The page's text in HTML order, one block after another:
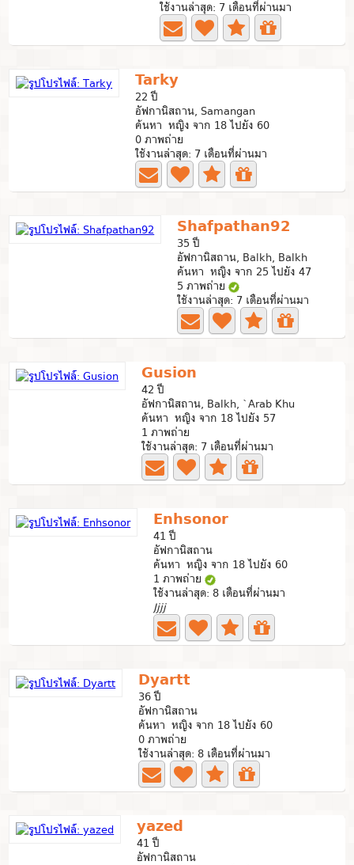
ใช้งานล่าสุด: 7 เดือนที่ผ่านมา
Tarky
22 ปี
อัฟกานิสถาน, Samangan
ค้นหา หญิง จาก 18 ไปยัง 60
0 ภาพถ่าย
ใช้งานล่าสุด: 7 เดือนที่ผ่านมา
Shafpathan92
35 ปี
อัฟกานิสถาน, Balkh, Balkh
ค้นหา หญิง จาก 25 ไปยัง 47
5 ภาพถ่าย
ใช้งานล่าสุด: 7 เดือนที่ผ่านมา
Gusion
42 ปี
อัฟกานิสถาน, Balkh, `Arab Khu
ค้นหา หญิง จาก 18 ไปยัง 57
1 ภาพถ่าย
ใช้งานล่าสุด: 7 เดือนที่ผ่านมา
Enhsonor
41 ปี
อัฟกานิสถาน
ค้นหา หญิง จาก 18 ไปยัง 60
1 ภาพถ่าย
ใช้งานล่าสุด: 8 เดือนที่ผ่านมา
Jjjj
Dyartt
36 ปี
อัฟกานิสถาน
ค้นหา หญิง จาก 18 ไปยัง 60
0 ภาพถ่าย
ใช้งานล่าสุด: 8 เดือนที่ผ่านมา
yazed
41 ปี
อัฟกานิสถาน